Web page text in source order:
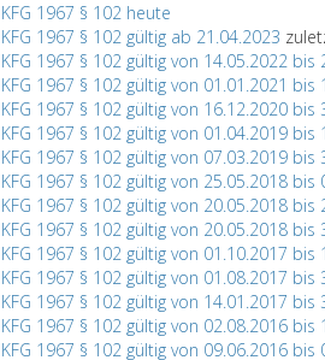
KFG 1967 § 102 heute
KFG 1967 § 102 gültig ab 21.04.2023
KFG 1967 § 102 gültig von 14.05.2022 bis
KFG 1967 § 102 gültig von 01.01.2021 bis
KFG 1967 § 102 gültig von 16.12.2020 bis
KFG 1967 § 102 gültig von 01.04.2019 bis
KFG 1967 § 102 gültig von 07.03.2019 bis
KFG 1967 § 102 gültig von 25.05.2018 bis
KFG 1967 § 102 gültig von 20.05.2018 bis
KFG 1967 § 102 gültig von 20.05.2018 bis
KFG 1967 § 102 gültig von 01.10.2017 bis
KFG 1967 § 102 gültig von 01.08.2017 bis
KFG 1967 § 102 gültig von 14.01.2017 bis
KFG 1967 § 102 gültig von 02.08.2016 bis
KFG 1967 § 102 gültig von 09.06.2016 bis